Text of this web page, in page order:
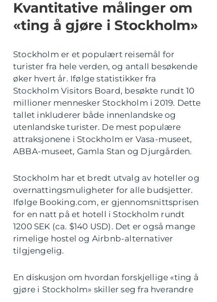
Kvantitative målinger om
«ting å gjøre i Stockholm»
Stockholm er et populært reisemål for
turister fra hele verden, og antall besøkende
øker hvert år. Ifølge statistikker fra
Stockholm Visitors Board, besøkte rundt 10
millioner mennesker Stockholm i 2019. Dette
tallet inkluderer både innenlandske og
utenlandske turister. De mest populære
attraksjonene i Stockholm er Vasa-museet,
ABBA-museet, Gamla Stan og Djurgården.
Stockholm har et bredt utvalg av hoteller og
overnattingsmuligheter for alle budsjetter.
Ifølge Booking.com, er gjennomsnittsprisen
for en natt på et hotell i Stockholm rundt
1200 SEK (ca. $140 USD). Det er også mange
rimelige hostel og Airbnb-alternativer
tilgjengelig.
En diskusjon om hvordan forskjellige «ting å
gjøre i Stockholm» skiller seg fra hverandre